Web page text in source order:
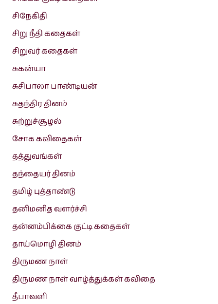
சிநேகிதி
சிறு நீதி கதைகள்
சிறுவர் கதைகள்
சுகன்யா
சுசிபாலா பாண்டியன்
சுதந்திர தினம்
சுற்றுச்சூழல்
சோக கவிதைகள்
தத்துவங்கள்
தந்தையர் தினம்
தமிழ் புத்தாண்டு
தனிமனித வளர்ச்சி
தன்னம்பிக்கை குட்டி கதைகள்
தாய்மொழி தினம்
திருமண நாள்
திருமண நாள் வாழ்த்துக்கள் கவிதை
தீபாவளி